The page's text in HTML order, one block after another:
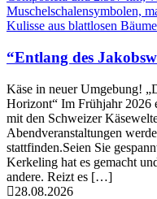
“Entlang des
Käse in neuer Umgebung!
Horizont“ Im Frühjahr 2026
mit den Schweizer
Abendveranstaltungen
stattfinden.Seien Sie
Kerkeling hat es gemacht
andere. Reizt es […]
28.08.2026